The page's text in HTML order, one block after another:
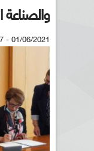
والصناعة
01/06/2021 - 17:57